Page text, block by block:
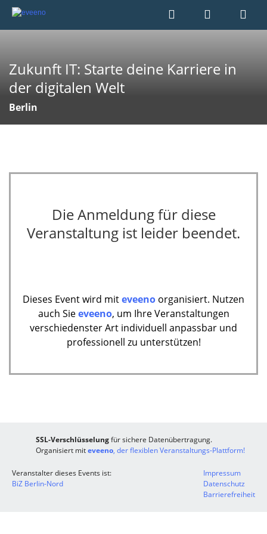
Zukunft IT: Starte deine Karriere in
der digitalen Welt
Berlin
Die Anmeldung für diese
Veranstaltung ist leider beendet.
Dieses Event wird miteveeno organisiert. Nutzen
auch Sieeveeno, um Ihre Veranstaltungen
verschiedenster Art individuell anpassbar und
professionell zu unterstützen!
SSL-Verschlüsselungfür sichere Datenübertragung.
Organisiert miteveeno, der flexiblen Veranstaltungs-Plattform!
Veranstalter dieses Events ist:
BiZ Berlin-Nord
Impressum
Datenschutz
Barrierefreiheit